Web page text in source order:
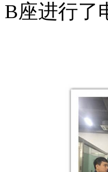
B座进行了